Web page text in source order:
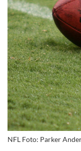
NFL Foto: Parker